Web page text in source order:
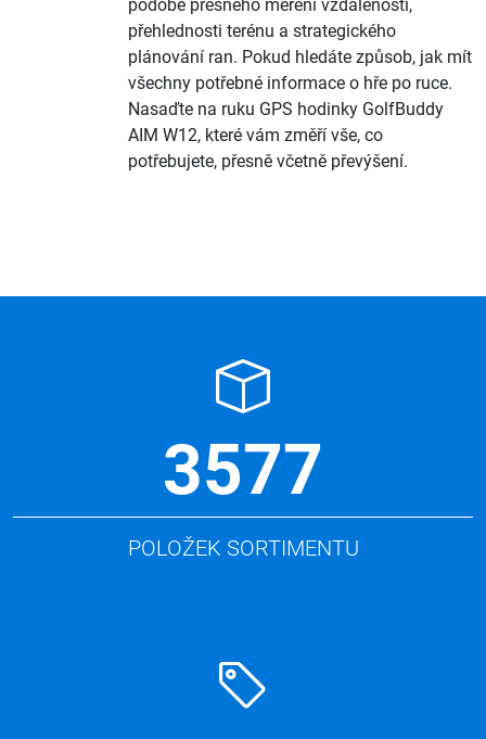
podobě přesného měření vzdáleností,
přehlednosti terénu a strategického
plánování ran. Pokud hledáte způsob, jak mít
všechny potřebné informace o hře po ruce.
Nasaďte na ruku GPS hodinky GolfBuddy
AIM W12, které vám změří vše, co
potřebujete, přesně včetně převýšení.
3577
POLOŽEK SORTIMENTU